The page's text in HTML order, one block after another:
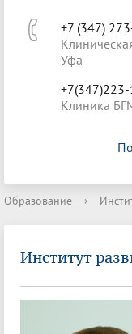
+7 (347)
Уфа
Клиника
Образование ›
Институт